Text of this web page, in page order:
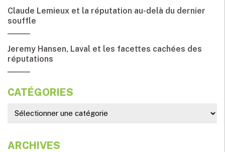
Claude Lemieux et la réputation au-delà du dernier
souffle
Jeremy Hansen, Laval et les facettes cachées des
réputations
CATÉGORIES
ARCHIVES